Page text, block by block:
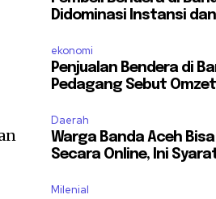
Didominasi Instansi
ekonomi
Penjualan Bendera di
Pedagang Sebut
Daerah
Warga Banda Aceh
Secara Online, Ini
Milenial